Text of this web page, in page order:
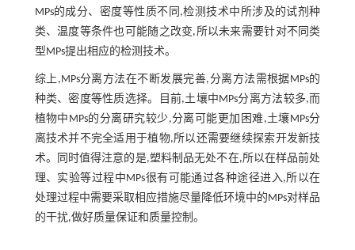
MPs的成分、密度等性质不同,检测技术中所涉及的试剂种
类、温度等条件也可能随之改变,所以未来需要针对不同类
型MPs提出相应的检测技术。
综上,MPs分离方法在不断发展完善,分离方法需根据MPs的
种类、密度等性质选择。目前,土壤中MPs分离方法较多,而
植物中MPs的分离研究较少,分离可能更加困难,土壤MPs分
离技术并不完全适用于植物,所以还需要继续探索开发新技
术。同时值得注意的是,塑料制品无处不在,所以在样品前处
理、实验等过程中MPs很有可能通过各种途径进入,所以在
处理过程中需要采取相应措施尽量降低环境中的MPs对样品
的干扰,做好质量保证和质量控制。